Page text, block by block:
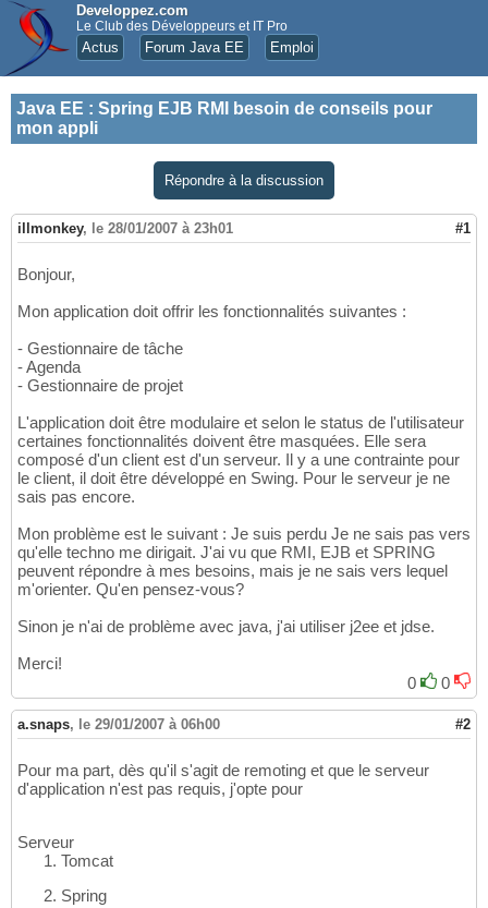
Developpez.com
Le Club des Développeurs et IT Pro
Actus Forum Java EE Emploi
Java EE : Spring EJB RMI besoin de conseils pour
mon appli
Répondre à la discussion
illmonkey, le 28/01/2007 à 23h01 #1
Bonjour,
Mon application doit offrir les fonctionnalités suivantes :
- Gestionnaire de tâche
- Agenda
- Gestionnaire de projet
L'application doit être modulaire et selon le status de l'utilisateur
certaines fonctionnalités doivent être masquées. Elle sera
composé d'un client est d'un serveur. Il y a une contrainte pour
le client, il doit être développé en Swing. Pour le serveur je ne
sais pas encore.
Mon problème est le suivant : Je suis perdu Je ne sais pas vers
qu'elle techno me dirigait. J'ai vu que RMI, EJB et SPRING
peuvent répondre à mes besoins, mais je ne sais vers lequel
m'orienter. Qu'en pensez-vous?
Sinon je n'ai de problème avec java, j'ai utiliser j2ee et jdse.
Merci!
0
0
a.snaps, le 29/01/2007 à 06h00 #2
Pour ma part, dès qu'il s'agit de remoting et que le serveur
d'application n'est pas requis, j'opte pour
Serveur
Tomcat
Spring